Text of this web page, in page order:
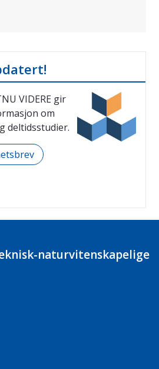
VIDERE gir
om
deltidsstudier.
naturvitenskapelige